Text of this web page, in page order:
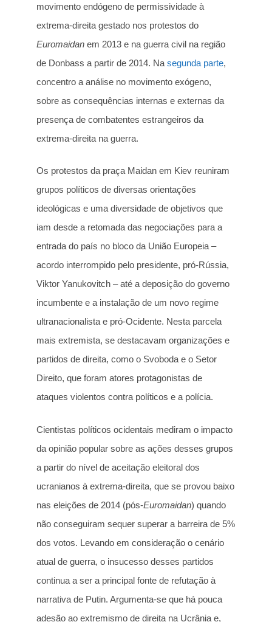
movimento endógeno de permissividade à
extrema-direita gestado nos protestos do
Euromaidan em 2013 e na guerra civil na região
de Donbass a partir de 2014. Na segunda parte,
concentro a análise no movimento exógeno,
sobre as consequências internas e externas da
presença de combatentes estrangeiros da
extrema-direita na guerra.
Os protestos da praça Maidan em Kiev reuniram
grupos políticos de diversas orientações
ideológicas e uma diversidade de objetivos que
iam desde a retomada das negociações para a
entrada do país no bloco da União Europeia –
acordo interrompido pelo presidente, pró-Rússia,
Viktor Yanukovitch – até a deposição do governo
incumbente e a instalação de um novo regime
ultranacionalista e pró-Ocidente. Nesta parcela
mais extremista, se destacavam organizações e
partidos de direita, como o Svoboda e o Setor
Direito, que foram atores protagonistas de
ataques violentos contra políticos e a polícia.
Cientistas políticos ocidentais mediram o impacto
da opinião popular sobre as ações desses grupos
a partir do nível de aceitação eleitoral dos
ucranianos à extrema-direita, que se provou baixo
nas eleições de 2014 (pós-Euromaidan) quando
não conseguiram sequer superar a barreira de 5%
dos votos. Levando em consideração o cenário
atual de guerra, o insucesso desses partidos
continua a ser a principal fonte de refutação à
narrativa de Putin. Argumenta-se que há pouca
adesão ao extremismo de direita na Ucrânia e,